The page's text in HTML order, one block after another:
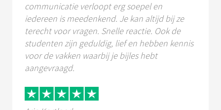
communicatie verloopt erg soepel en
iedereen is meedenkend. Je kan altijd bij ze
terecht voor vragen. Snelle reactie. Ook de
studenten zijn geduldig, lief en hebben kennis
voor de vakken waarbij je bijles hebt
aangevraagd.